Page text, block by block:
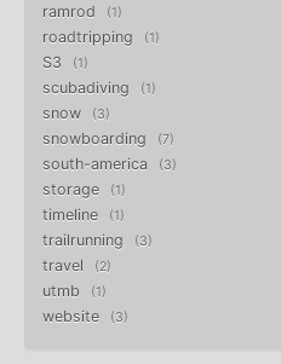
ramrod 1
roadtripping 1
S3 1
scubadiving 1
snow 3
snowboarding 7
south-america 3
storage 1
timeline 1
trailrunning 3
travel 2
utmb 1
website 3